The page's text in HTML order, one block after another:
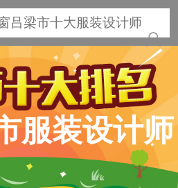
吕梁市十大服装设计师
服装设计师